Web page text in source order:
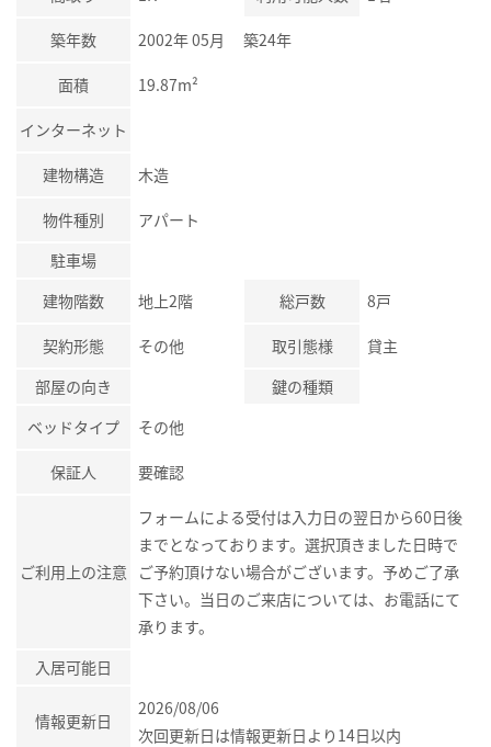
築年数 2002年 05月 築24年
面積 19.87m²
インターネット
建物構造 木造
物件種別
アパート
駐車場
建物階数
地上2階 総戸数 8戸
契約形態 その他 取引態様
貸主
部屋の向き
鍵の種類
ベッドタイプ
その他
保証人 要確認
ご利用上の注意
フォームによる受付は入力日の翌日から60日後
までとなっております。選択頂きました日時で
ご予約頂けない場合がございます。予めご了承
下さい。当日のご来店については、お電話にて
承ります。
入居可能日
情報更新日
2026/08/06
次回更新日は情報更新日より14日以内